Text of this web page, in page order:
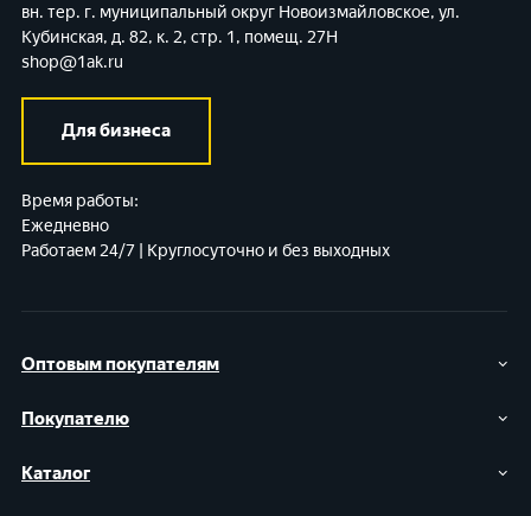
Оптовым покупателям
Покупателю
Каталог
вн. тер. г. муниципальный округ Новоизмайловское, ул.
Кубинская, д. 82, к. 2, стр. 1, помещ. 27Н
shop@1ak.ru
Для бизнеса
Время работы:
Ежедневно
Работаем 24/7 | Круглосуточно и без выходных